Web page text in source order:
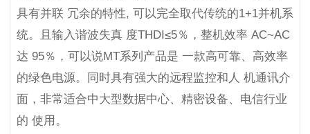
具有并联 冗余的特性, 可以完全取代传统的1+1并机系
统。且输入谐波失真 度THDI≤5％，整机效率 AC~AC
达 95％，可以说MT系列产品是 一款高可靠、高效率
的绿色电源。同时具有强大的远程监控和人 机通讯介
面，非常适合中大型数据中心、精密设备、电信行业
的 使用。